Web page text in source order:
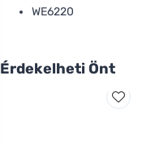
WE6220
Érdekelheti Önt